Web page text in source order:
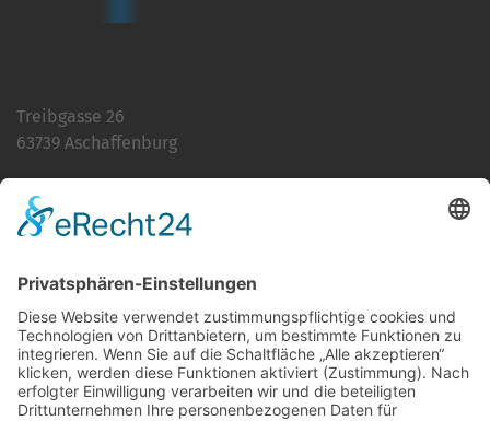
Treibgasse 26
63739 Aschaffenburg
E-Mailinfo@martinushaus.de
Mo?Fr8.30 ? 12.00 Uhr
Mo?Do13.00 ? 16.00 Uhr